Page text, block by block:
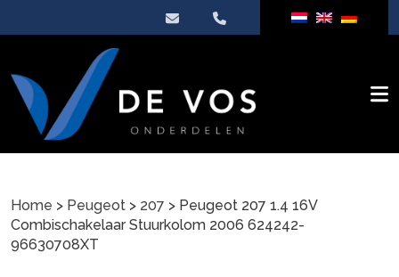
Home > Peugeot > 207 > Peugeot 207 1.4 16V
Combischakelaar Stuurkolom 2006 624242-
96630708XT